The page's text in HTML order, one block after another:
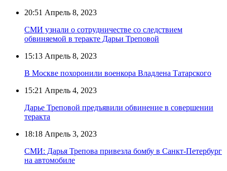
20:51 Апрель 8, 2023
СМИ узнали о сотрудничестве со следствием
обвиняемой в теракте Дарьи Треповой
15:13 Апрель 8, 2023
В Москве похоронили военкора Владлена Татарского
15:21 Апрель 4, 2023
Дарье Треповой предъявили обвинение в совершении
теракта
18:18 Апрель 3, 2023
СМИ: Дарья Трепова привезла бомбу в Санкт-Петербург
на автомобиле